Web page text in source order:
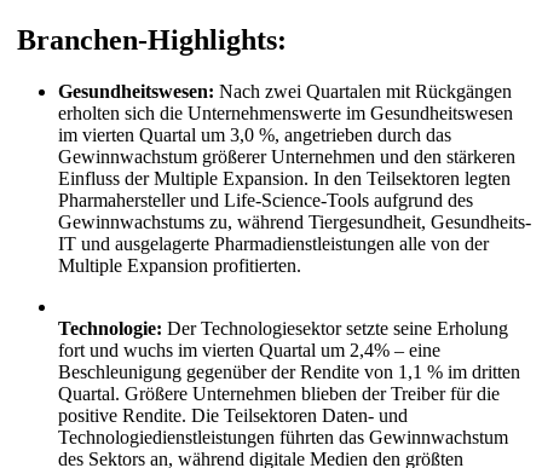
Branchen-Highlights:
Gesundheitswesen: Nach zwei Quartalen mit Rückgängen
erholten sich die Unternehmenswerte im Gesundheitswesen
im vierten Quartal um 3,0 %, angetrieben durch das
Gewinnwachstum größerer Unternehmen und den stärkeren
Einfluss der Multiple Expansion. In den Teilsektoren legten
Pharmahersteller und Life-Science-Tools aufgrund des
Gewinnwachstums zu, während Tiergesundheit, Gesundheits-
IT und ausgelagerte Pharmadienstleistungen alle von der
Multiple Expansion profitierten.
Technologie: Der Technologiesektor setzte seine Erholung
fort und wuchs im vierten Quartal um 2,4% – eine
Beschleunigung gegenüber der Rendite von 1,1 % im dritten
Quartal. Größere Unternehmen blieben der Treiber für die
positive Rendite. Die Teilsektoren Daten- und
Technologiedienstleistungen führten das Gewinnwachstum
des Sektors an, während digitale Medien den größten